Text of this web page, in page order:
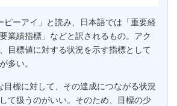
ピーアイ」と読み、日本語では「重要経
業績指標」などと訳されるもの。アク
目標値に対する状況を示す指標として
多い。
目標に対して、その達成につながる状況
て扱うのがいい。そのため、目標の少